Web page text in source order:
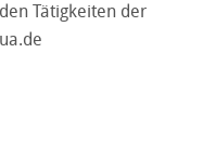
Tätigkeiten der